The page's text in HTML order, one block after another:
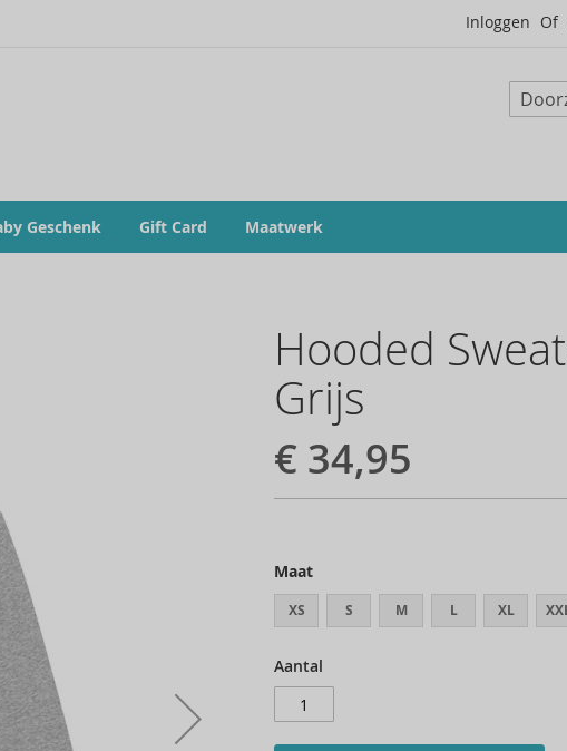
Inloggen
Zoeken
Geschenk Gift Card Maatwerk
Hooded
Grijs
€ 34,95
Maat
XS S M L XL
Aantal